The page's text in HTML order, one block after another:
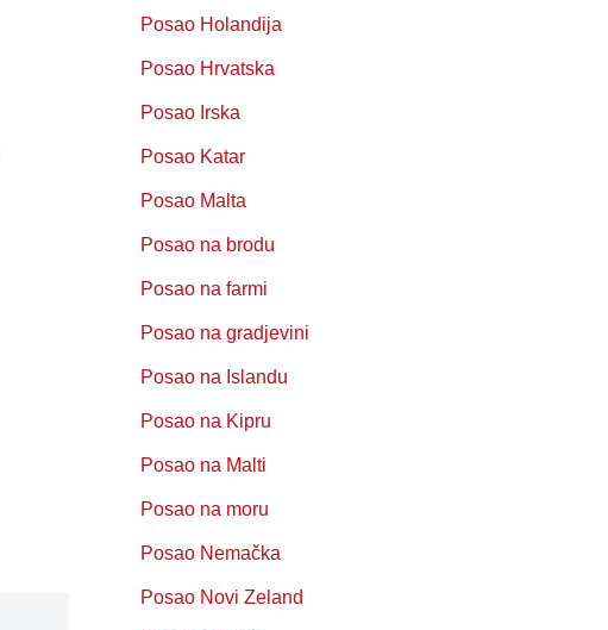
Posao Holandija
Posao Hrvatska
Posao Irska
Posao Katar
Posao Malta
Posao na brodu
Posao na farmi
Posao na gradjevini
Posao na Islandu
Posao na Kipru
Posao na Malti
Posao na moru
Posao Nemačka
Posao Novi Zeland